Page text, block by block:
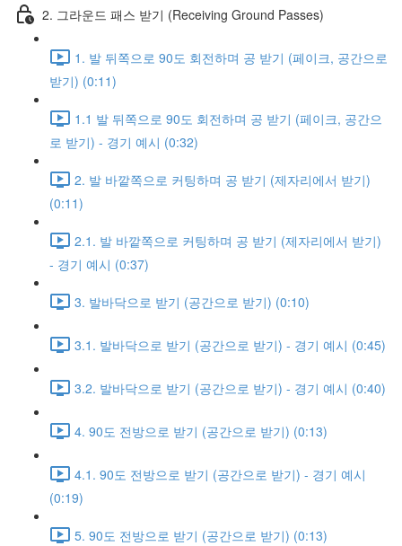
2. 그라운드 패스 받기 (Receiving Ground Passes)
1. 발 뒤쪽으로 90도 회전하며 공 받기 (페이크, 공간으로
받기) (0:11)
1.1 발 뒤쪽으로 90도 회전하며 공 받기 (페이크, 공간으
로 받기) - 경기 예시 (0:32)
2. 발 바깥쪽으로 커팅하며 공 받기 (제자리에서 받기)
(0:11)
2.1. 발 바깥쪽으로 커팅하며 공 받기 (제자리에서 받기)
- 경기 예시 (0:37)
3. 발바닥으로 받기 (공간으로 받기) (0:10)
3.1. 발바닥으로 받기 (공간으로 받기) - 경기 예시 (0:45)
3.2. 발바닥으로 받기 (공간으로 받기) - 경기 예시 (0:40)
4. 90도 전방으로 받기 (공간으로 받기) (0:13)
4.1. 90도 전방으로 받기 (공간으로 받기) - 경기 예시
(0:19)
5. 90도 전방으로 받기 (공간으로 받기) (0:13)